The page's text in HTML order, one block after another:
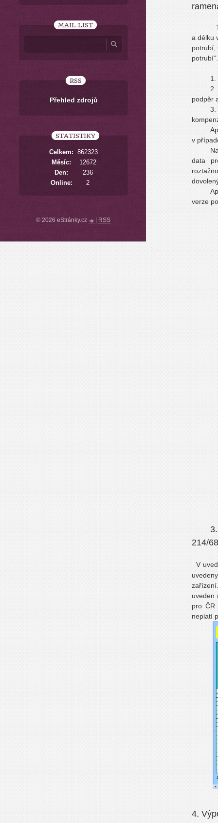
Tato
a délku
potrubí,
potrubí“.
1.
2.
podpěr
3.
v
data
verze
214/
V
uveden
pro ČR
neplatí
4.
MAIL LIST
RSS
Přehled zdrojů
STATISTIKY
Online: 2
Celkem: 862323
Měsíc:
12672
Den:
236
© 2026 eStránky.cz RSS